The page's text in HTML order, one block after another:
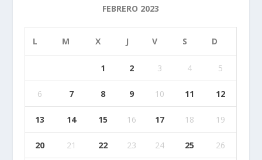
FEBRERO 2023
L M X J V S D
1 2 3 4 5
6 7 8 9 10 11 12
13 14 15 16 17 18 19
20 21 22 23 24 25 26